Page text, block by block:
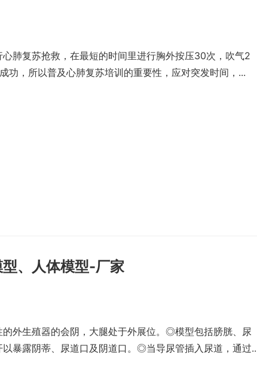
肺复苏抢救，在最短的时间里进行胸外按压30次，吹气2
功，所以普及心肺复苏培训的重要性，应对突发时间，...
、人体模型-厂家
外生殖器的会阴，大腿处于外展位。◎模型包括膀胱、尿
暴露阴蒂、尿道口及阴道口。◎当导尿管插入尿道，通过